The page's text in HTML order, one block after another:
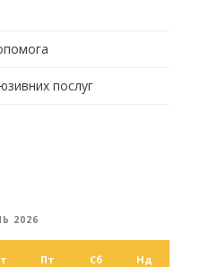
послуг
2026
Пт Сб Нд